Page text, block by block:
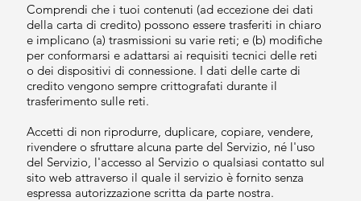
Comprendi che i tuoi contenuti (ad eccezione dei dati
della carta di credito) possono essere trasferiti in chiaro
e implicano (a) trasmissioni su varie reti; e (b) modifiche
per conformarsi e adattarsi ai requisiti tecnici delle reti
o dei dispositivi di connessione. I dati delle carte di
credito vengono sempre crittografati durante il
trasferimento sulle reti.
Accetti di non riprodurre, duplicare, copiare, vendere,
rivendere o sfruttare alcuna parte del Servizio, né l'uso
del Servizio, l'accesso al Servizio o qualsiasi contatto sul
sito web attraverso il quale il servizio è fornito senza
espressa autorizzazione scritta da parte nostra.